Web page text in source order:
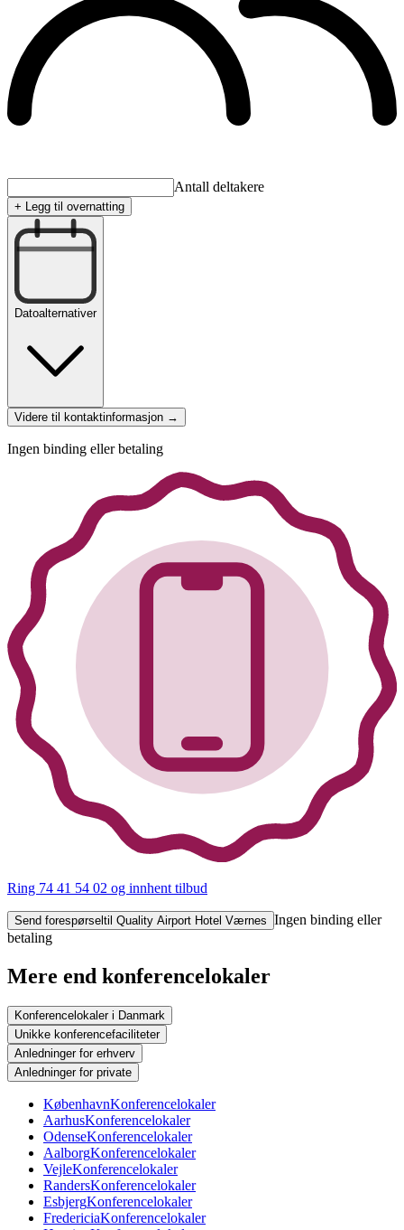
Antall deltakere
+ Legg til overnatting
Datoalternativer
Videre til kontaktinformasjon →
Ingen binding eller betaling
Ring 74 41 54 02 og innhent tilbud
Send forespørseltil Quality Airport Hotel Værnes Ingen binding eller
betaling
Mere end konferencelokaler
Konferencelokaler i Danmark
Unikke konferencefaciliteter
Anledninger for erhverv
Anledninger for private
KøbenhavnKonferencelokaler
AarhusKonferencelokaler
OdenseKonferencelokaler
AalborgKonferencelokaler
VejleKonferencelokaler
RandersKonferencelokaler
EsbjergKonferencelokaler
FredericiaKonferencelokaler